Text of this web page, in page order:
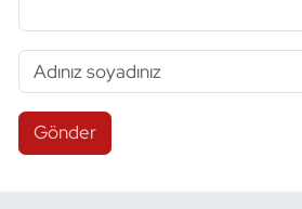
Gönder